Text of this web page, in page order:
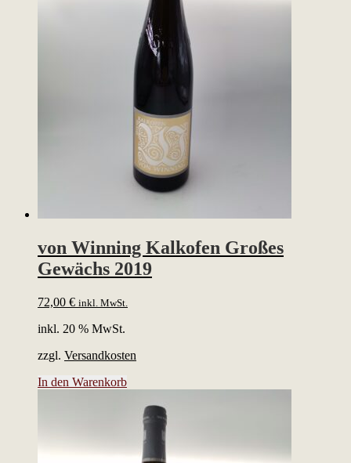
von Winning Kalkofen Großes
Gewächs 2019
72,00 € inkl. MwSt.
inkl. 20 % MwSt.
zzgl. Versandkosten
In den Warenkorb